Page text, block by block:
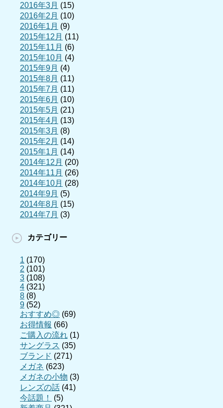
2016年3月 (15)
2016年2月 (10)
2016年1月 (9)
2015年12月 (11)
2015年11月 (6)
2015年10月 (4)
2015年9月 (4)
2015年8月 (11)
2015年7月 (11)
2015年6月 (10)
2015年5月 (21)
2015年4月 (13)
2015年3月 (8)
2015年2月 (14)
2015年1月 (14)
2014年12月 (20)
2014年11月 (26)
2014年10月 (28)
2014年9月 (5)
2014年8月 (15)
2014年7月 (3)
カテゴリー
1 (170)
2 (101)
3 (108)
4 (321)
8 (8)
9 (52)
おすすめ◎ (69)
お得情報 (66)
ご購入の流れ (1)
サングラス (35)
ブランド (271)
メガネ (623)
メガネの小物 (3)
レンズの話 (41)
今話題！
(5)